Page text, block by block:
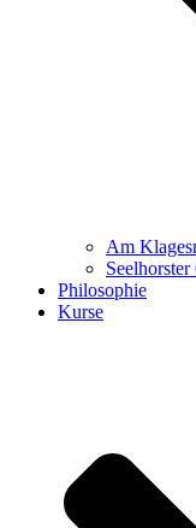
Am
Seelhorster
Philosophie
Kurse